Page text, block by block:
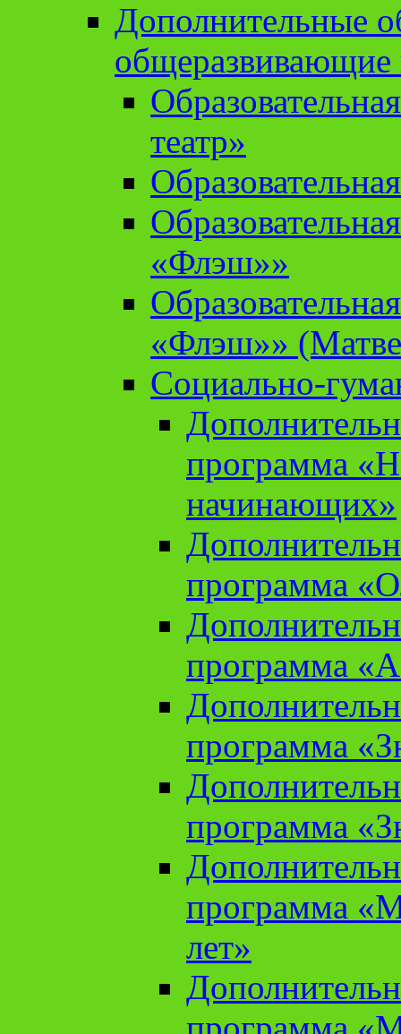
Дополнительные
театр»
«Флэш»»
«Флэш»»
Социально-
программа
начинающих»
программа
программа
программа
программа
программа
лет»